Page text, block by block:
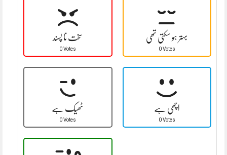
سخت نا پسند
0 Votes
بہتر ہو سکتی تھی
0 Votes
ٹھیک ہے
0 Votes
اچھی ہے
0 Votes